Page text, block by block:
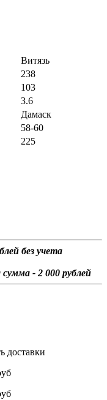
Витязь
238
103
3.6
Дамаск
58-60
225
без учета
- 2 000 рублей